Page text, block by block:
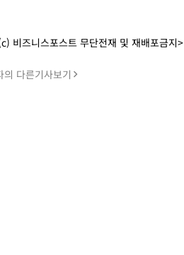
비즈니스포스트 무단전재 및 재배포금지>
의 다른기사보기